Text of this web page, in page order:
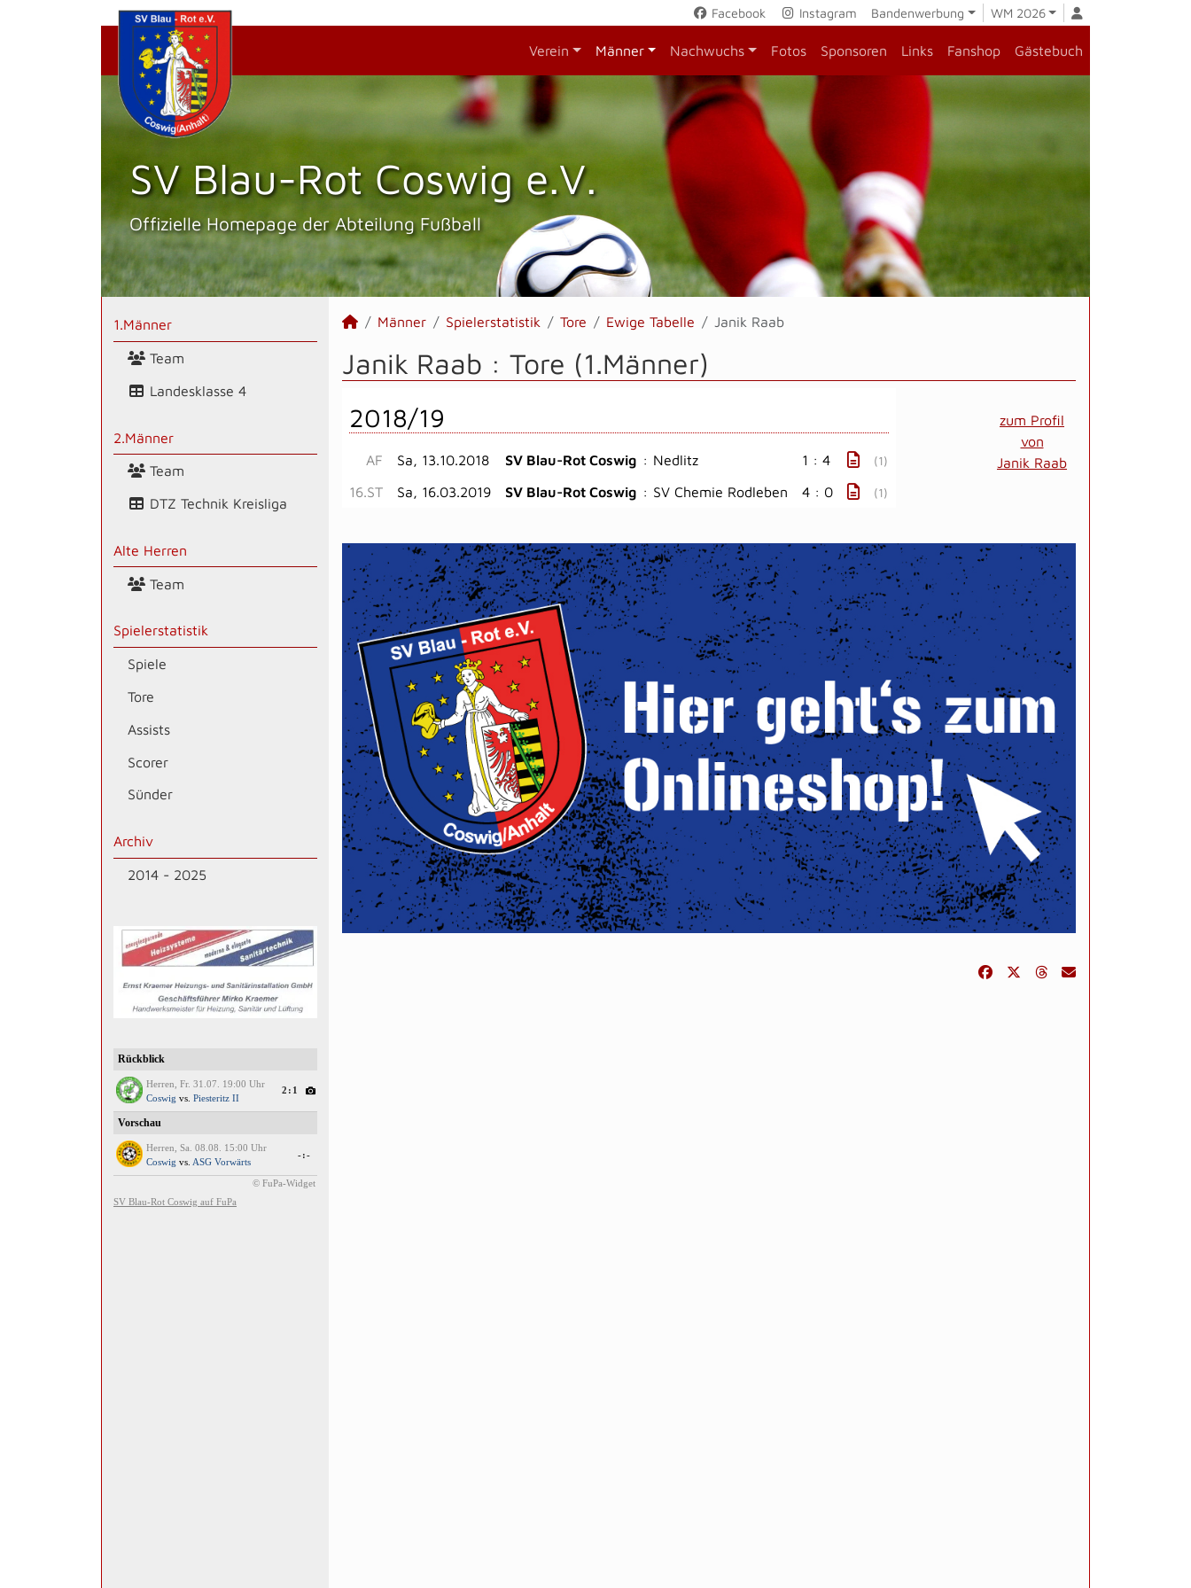
Facebook Instagram Bandenwerbung WM 2026
Verein Männer Nachwuchs Fotos Sponsoren Links Fanshop Gästebuch
SV Blau-Rot Coswig e.V.
Offizielle Homepage der Abteilung Fußball
1.Männer
Team
Landesklasse 4
2.Männer
Team
DTZ Technik Kreisliga
Alte Herren
Team
Spielerstatistik
Spiele
Tore
Assists
Scorer
Sünder
Archiv
2014 - 2025
Männer Spielerstatistik Tore Ewige Tabelle Janik Raab
Janik Raab : Tore (1.Männer)
zum Profil
von
Janik Raab
2018/19
AF Sa, 13.10.2018 SV Blau-Rot Coswig : Nedlitz 1 : 4 (1)
16.ST Sa, 16.03.2019 SV Blau-Rot Coswig : SV Chemie Rodleben 4 : 0 (1)